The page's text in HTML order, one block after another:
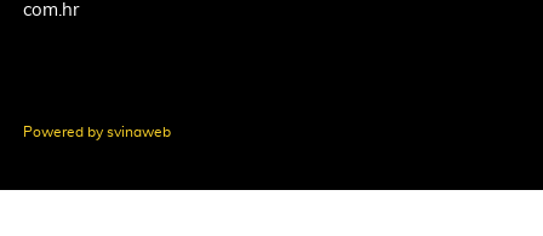
com.hr
Powered by svinaweb